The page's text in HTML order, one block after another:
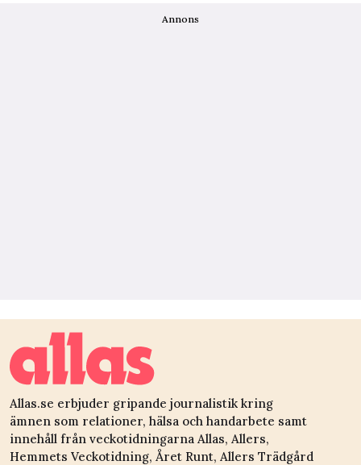
Annons
Allas.se erbjuder gripande journalistik kring
ämnen som relationer, hälsa och handarbete samt
innehåll från veckotidningarna Allas, Allers,
Hemmets Veckotidning, Året Runt, Allers Trädgård